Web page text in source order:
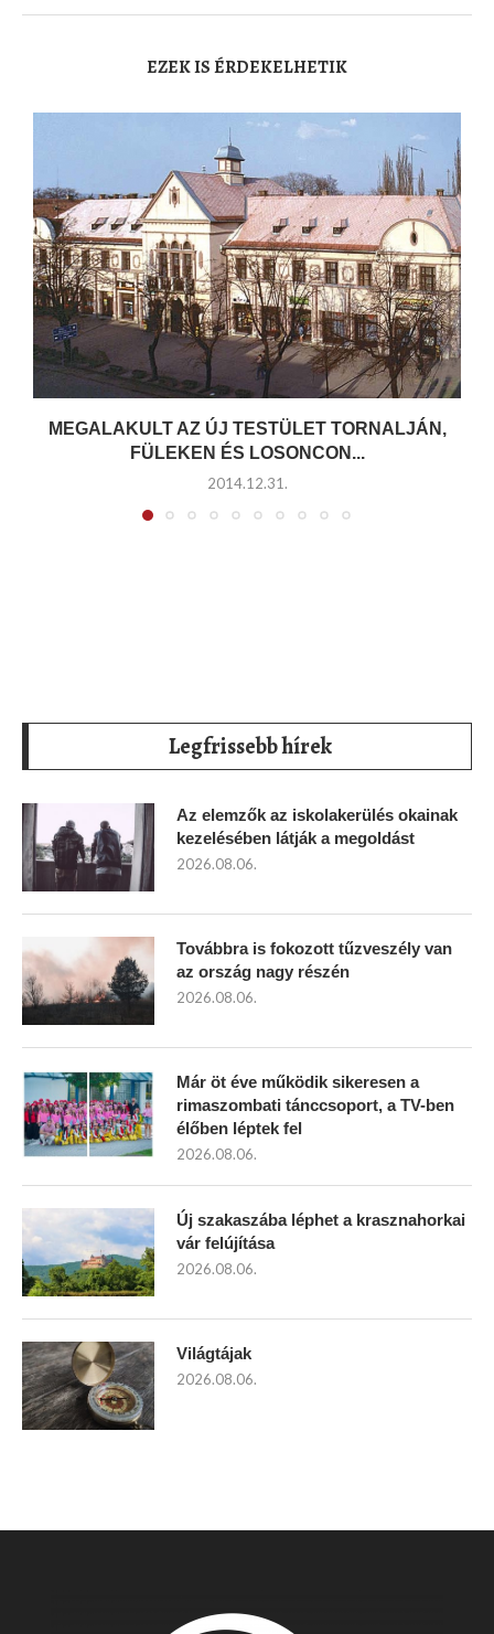
EZEK IS ÉRDEKELHETIK
MEGALAKULT AZ ÚJ TESTÜLET TORNALJÁN,
FÜLEKEN ÉS LOSONCON...
2014.12.31.
Legfrissebb hírek
Az elemzők az iskolakerülés okainak
kezelésében látják a megoldást
2026.08.06.
Továbbra is fokozott tűzveszély van
az ország nagy részén
2026.08.06.
Már öt éve működik sikeresen a
rimaszombati tánccsoport, a TV-ben
élőben léptek fel
2026.08.06.
Új szakaszába léphet a krasznahorkai
vár felújítása
2026.08.06.
Világtájak
2026.08.06.